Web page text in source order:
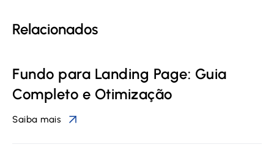
Relacionados
Fundo para Landing Page: Guia
Completo e Otimização
Saiba mais